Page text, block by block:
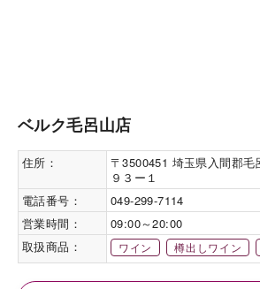
ベルク毛呂山店
住所：
〒3500451 埼玉県入間郡毛
９３ー１
電話番号：
049-299-7114
営業時間：
09:00～20:00
取扱商品：
ワイン 樽出しワイン